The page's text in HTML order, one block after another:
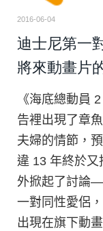
2016-06-04
迪士尼第一
將來動畫片
《海底總動員
告裡出現了章
夫婦的情節，
違 13 年終於又
外掀起了討論
一對同性愛侶
出現在旗下動